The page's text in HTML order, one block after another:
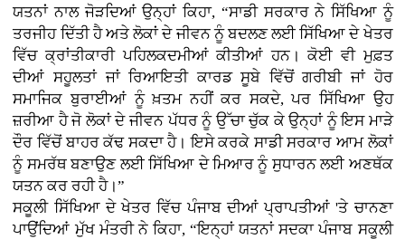
ਯਤਨਾਂ ਨਾਲ ਜੋੜਦਿਆਂ ਉਨ੍ਹਾਂ ਕਿਹਾ, “ਸਾਡੀ ਸਰਕਾਰ ਨੇ ਸਿੱਖਿਆ ਨੂੰ
ਤਰਜੀਹ ਦਿੱਤੀ ਹੈ ਅਤੇ ਲੋਕਾਂ ਦੇ ਜੀਵਨ ਨੂੰ ਬਦਲਣ ਲਈ ਸਿੱਖਿਆ ਦੇ ਖੇਤਰ
ਵਿੱਚ ਕ੍ਰਾਂਤੀਕਾਰੀ ਪਹਿਲਕਦਮੀਆਂ ਕੀਤੀਆਂ ਹਨ। ਕੋਈ ਵੀ ਮੁਫ਼ਤ
ਦੀਆਂ ਸਹੂਲਤਾਂ ਜਾਂ ਰਿਆਇਤੀ ਕਾਰਡ ਸੂਬੇ ਵਿੱਚੋਂ ਗਰੀਬੀ ਜਾਂ ਹੋਰ
ਸਮਾਜਿਕ ਬੁਰਾਈਆਂ ਨੂੰ ਖ਼ਤਮ ਨਹੀਂ ਕਰ ਸਕਦੇ, ਪਰ ਸਿੱਖਿਆ ਉਹ
ਜ਼ਰੀਆ ਹੈ ਜੋ ਲੋਕਾਂ ਦੇ ਜੀਵਨ ਪੱਧਰ ਨੂੰ ਉੱਚਾ ਚੁੱਕ ਕੇ ਉਨ੍ਹਾਂ ਨੂੰ ਇਸ ਮਾੜੇ
ਦੌਰ ਵਿੱਚੋਂ ਬਾਹਰ ਕੱਢ ਸਕਦਾ ਹੈ। ਇਸੇ ਕਰਕੇ ਸਾਡੀ ਸਰਕਾਰ ਆਮ ਲੋਕਾਂ
ਨੂੰ ਸਮਰੱਥ ਬਣਾਉਣ ਲਈ ਸਿੱਖਿਆ ਦੇ ਮਿਆਰ ਨੂੰ ਸੁਧਾਰਨ ਲਈ ਅਣਥੱਕ
ਯਤਨ ਕਰ ਰਹੀ ਹੈ।”
ਸਕੂਲੀ ਸਿੱਖਿਆ ਦੇ ਖੇਤਰ ਵਿੱਚ ਪੰਜਾਬ ਦੀਆਂ ਪ੍ਰਾਪਤੀਆਂ 'ਤੇ ਚਾਨਣਾ
ਪਾਉਂਦਿਆਂ ਮੁੱਖ ਮੰਤਰੀ ਨੇ ਕਿਹਾ, “ਇਨ੍ਹਾਂ ਯਤਨਾਂ ਸਦਕਾ ਪੰਜਾਬ ਸਕੂਲੀ